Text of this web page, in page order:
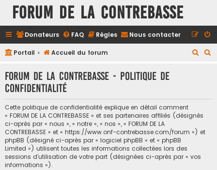
FORUM DE LA CONTREBASSE
Donateurs FAQ Règles Nous contacter
Portail Accueil du forum
r
FORUM DE LA CONTREBASSE - Politique de
confidentialité
Cette politique de confidentialité explique en détail comment
« FORUM DE LA CONTREBASSE » et ses partenaires affiliés (désignés
ci-après par « nous », « notre », « nos », « FORUM DE LA
CONTREBASSE » et « https://www.onf-contrebasse.com/forum ») et
phpBB (désigné ci-après par « logiciel phpBB » et « phpBB
Limited ») utilisent toutes les informations collectées lors des
sessions d’utilisation de votre part (désignées ci-après par « vos
informations »).